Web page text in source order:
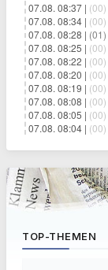
07.08. 08:37 | (00)
07.08. 08:34 | (00)
07.08. 08:28 | (01)
07.08. 08:25 | (00)
07.08. 08:22 | (00)
07.08. 08:20 | (00)
07.08. 08:19 | (00)
07.08. 08:08 | (00)
07.08. 08:05 | (00)
07.08. 08:04 | (00)
TOP-THEMEN